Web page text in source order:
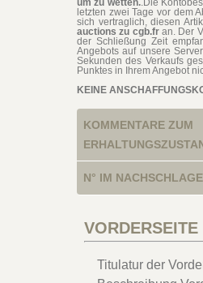
letzten zwei Tage vor dem
sich vertraglich, diesen
auctions zu cgb.fran. Der
der Schließung Zeit
Angebots auf unsere
Sekunden des Verkaufs
Punktes in Ihrem Angebot
KEINE
KOMMENTARE ZUM
N° IM
VORDERSEITE
Titulatur der